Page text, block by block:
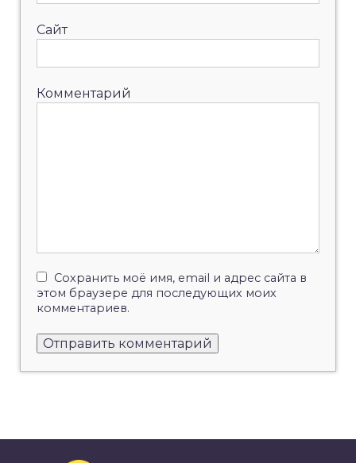
Сайт
Комментарий
Сохранить моё имя, email и адрес сайта в
этом браузере для последующих моих
комментариев.